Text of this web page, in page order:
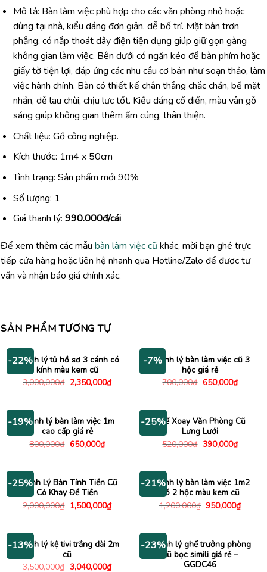
Mô tả: Bàn làm việcphù hợp cho cácvăn phòng nhỏhoặc
dùng tại nhà, kiểu dáng đơn giản, dễ bốtrí. Mặtbàn trơn
phẳng, có nắp thoátdâyđiện tiện dụng giúp giữgọn gàng
không gian làm việc. Bên dưới có ngăn kéo để bàn phím hoặc
giấytờtiện lợi, đáp ứng cácnhu cầu cơbản nhưsoạn thảo, làm
việchành chính. Bàn có thiếtkếchân thẳng chắcchắn, bề mặt
nhẵn, dễ lau chùi, chịu lựctốt. Kiểu dáng cổđiển, màu vân gỗ
sáng giúp không gian thêm ấm cúng, thân thiện.
Chất liệu: Gỗ công nghiệp.
Kích thước: 1m4 x 50cm
Tình trạng: Sản phẩm mới 90%
Số lượng: 1
Giá thanh lý: 990.000đ/cái
Để xem thêm cácmẫu bàn làm việc cũ khác, mời bạn ghé trực
tiếp cửa hàng hoặcliên hệ nhanh qua Hotline/Zalo để đượctư
vấn và nhận báo giá chính xác.
SẢN PHẨM TƯƠNG TỰ
-22%
Thanh lý tủ hồ sơ 3 cánh có
kính màu kem cũ
3,000,000₫ Giá
gốc
2,350,000₫Giá
hiện
2,350,000₫.
-7%
Thanh lý bàn làm việc cũ 3
hộc giá rẻ
700,000₫ Giá
650,000₫Giá
hiện
-19%Thanh lý bàn làm việc 1m
cao cấp giá rẻ
800,000₫ Giá
650,000₫Giá
hiện
650,000₫.
-25%Ghế Xoay Văn Phòng Cũ
Lưng Lưới
520,000₫ Giá
390,000₫Giá
hiện
-25%
Thanh Lý Bàn Tính Tiền Cũ
Có Khay Để Tiền
2,000,000₫ Giá
gốc
1,500,000₫Giá
hiện
1,500,000₫.
-21%
Thanh lý bàn làm việc 1m2
có 2 hộc màu kem cũ
1,200,000₫ Giá
950,000₫Giá
hiện
-13%
Thanh lý kệ tivi trắng dài 2m
cũ
3,500,000₫ Giá
3,040,000₫Giá
-23%
Thanh lý ghế trưởng phòng
cũ bọc simili giá rẻ –
GGDC46